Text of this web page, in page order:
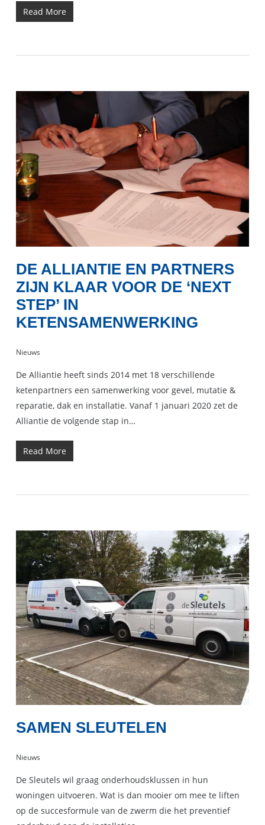
Read More
DE ALLIANTIE EN PARTNERS
ZIJN KLAAR VOOR DE ‘NEXT
STEP’ IN
KETENSAMENWERKING
Nieuws
De Alliantie heeft sinds 2014 met 18 verschillende
ketenpartners een samenwerking voor gevel, mutatie &
reparatie, dak en installatie. Vanaf 1 januari 2020 zet de
Alliantie de volgende stap in…
Read More
SAMEN SLEUTELEN
Nieuws
De Sleutels wil graag onderhoudsklussen in hun
woningen uitvoeren. Wat is dan mooier om mee te liften
op de succesformule van de zwerm die het preventief